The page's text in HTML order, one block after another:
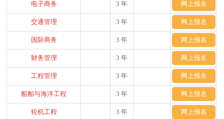
电子商务 3 年 网上报名
交通管理 3 年 网上报名
国际商务 3 年 网上报名
财务管理 3 年 网上报名
工程管理 3 年 网上报名
船舶与海洋工程 3 年 网上报名
轮机工程 3 年 网上报名